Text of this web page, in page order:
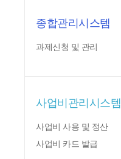
종합관리시스템
과제신청 및 관리
사업비관리시스템
사업비 사용 및 정산
사업비 카드 발급